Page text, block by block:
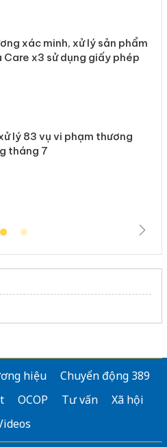
xác minh, xử lý sản phẩm
Care x3 sử dụng giấy phép
lý 83 vụ vi phạm thương
tháng 7
hiệu
Chuyển động 389
OCOP Tư vấn
Xã hội